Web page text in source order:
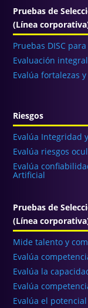
Pruebas de
(Línea
Pruebas DISC
Evaluación
Evalúa fortalezas
Riesgos
Evalúa Integridad
Evalúa riesgos
Evalúa
Artificial
Pruebas de
(Línea
Mide talento y
Evalúa
Evalúa la
Evalúa
Evalúa el